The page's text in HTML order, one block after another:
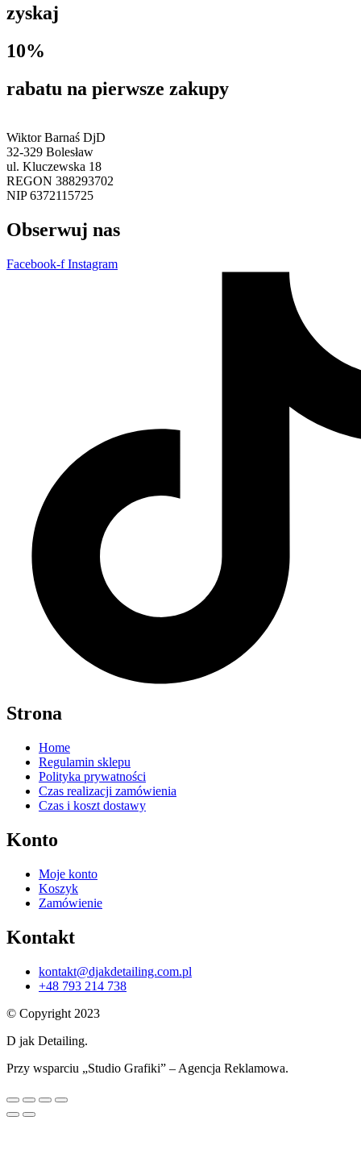
zyskaj
10%
rabatu na pierwsze zakupy
Wiktor Barnaś DjD
32-329 Bolesław
ul. Kluczewska 18
REGON 388293702
NIP 6372115725
Obserwuj nas
Facebook-f Instagram
Strona
Home
Regulamin sklepu
Polityka prywatności
Czas realizacji zamówienia
Czas i koszt dostawy
Konto
Moje konto
Koszyk
Zamówienie
Kontakt
kontakt@djakdetailing.com.pl
+48 793 214 738
© Copyright 2023
D jak Detailing.
Przy wsparciu „Studio Grafiki” – Agencja Reklamowa.